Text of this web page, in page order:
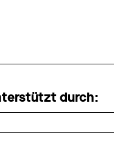
durch: